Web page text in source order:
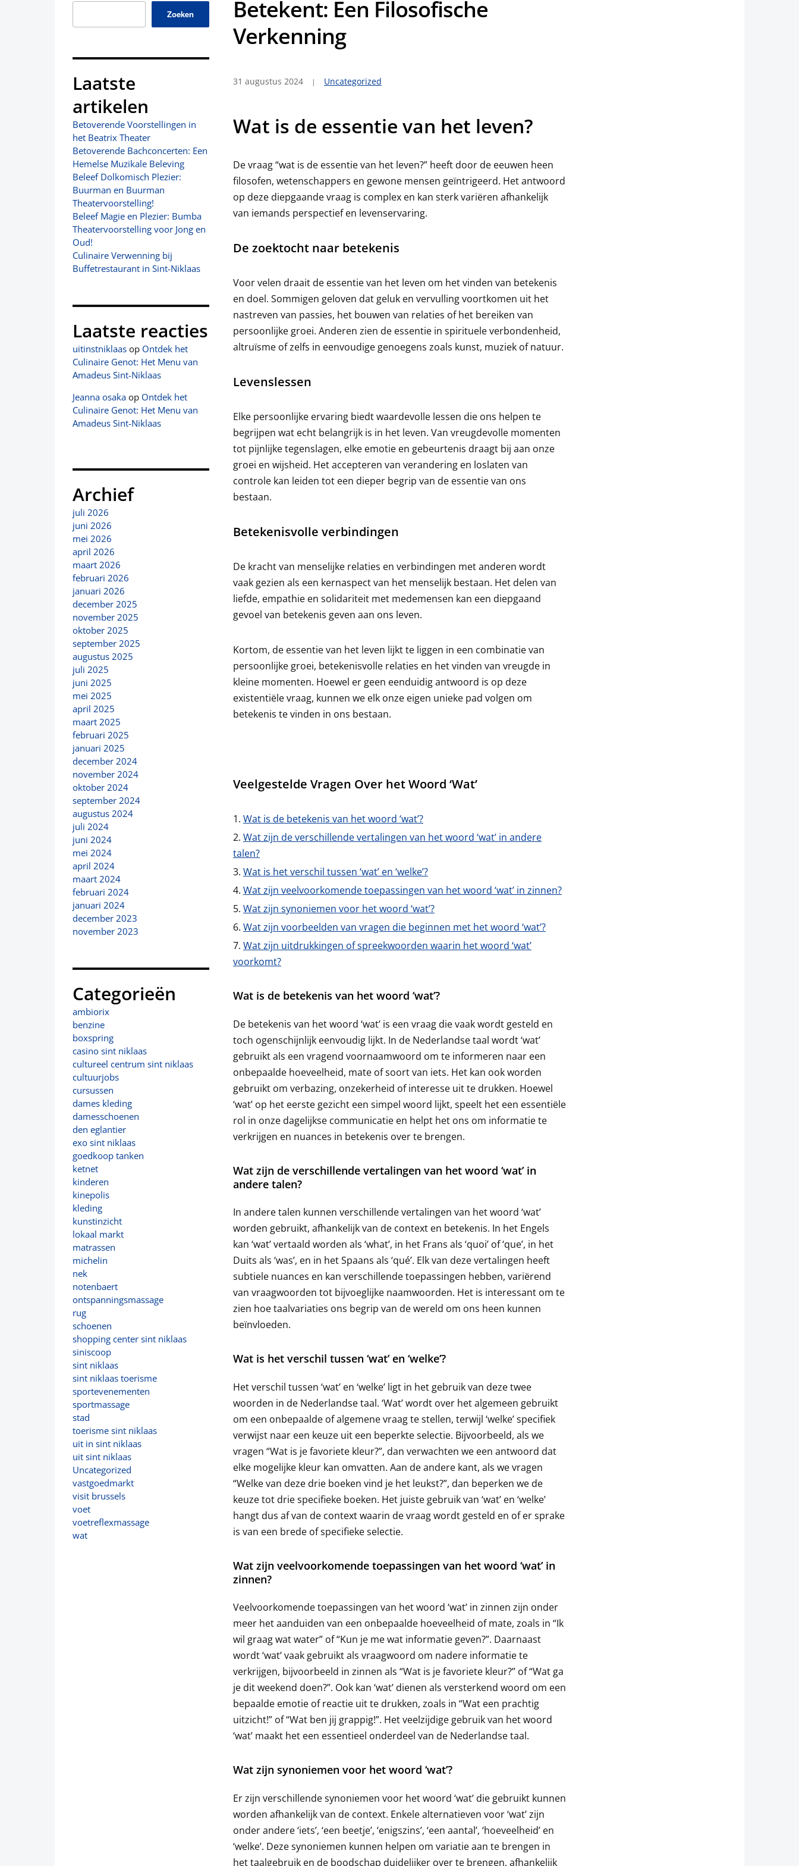
Zoeken
Laatste
artikelen
Betoverende Voorstellingen in
het Beatrix Theater
Betoverende Bachconcerten: Een
Hemelse Muzikale Beleving
Beleef Dolkomisch Plezier:
Buurman en Buurman
Theatervoorstelling!
Beleef Magie en Plezier: Bumba
Theatervoorstelling voor Jong en
Oud!
Culinaire Verwenning bij
Buffetrestaurant in Sint-Niklaas
Laatste reacties
uitinstniklaas op Ontdek het
Culinaire Genot: Het Menu van
Amadeus Sint-Niklaas
Jeanna osaka op Ontdek het
Culinaire Genot: Het Menu van
Amadeus Sint-Niklaas
Archief
juli 2026
juni 2026
mei 2026
april 2026
maart 2026
februari 2026
januari 2026
december 2025
november 2025
oktober 2025
september 2025
augustus 2025
juli 2025
juni 2025
mei 2025
april 2025
maart 2025
februari 2025
januari 2025
december 2024
november 2024
oktober 2024
september 2024
augustus 2024
juli 2024
juni 2024
mei 2024
april 2024
maart 2024
februari 2024
januari 2024
december 2023
november 2023
Categorieën
ambiorix
benzine
boxspring
casino sint niklaas
cultureel centrum sint niklaas
cultuurjobs
cursussen
dames kleding
damesschoenen
den eglantier
exo sint niklaas
goedkoop tanken
ketnet
kinderen
kinepolis
kleding
kunstinzicht
lokaal markt
matrassen
michelin
nek
notenbaert
ontspanningsmassage
rug
schoenen
shopping center sint niklaas
siniscoop
sint niklaas
sint niklaas toerisme
sportevenementen
sportmassage
stad
toerisme sint niklaas
uit in sint niklaas
uit sint niklaas
Uncategorized
vastgoedmarkt
visit brussels
voet
voetreflexmassage
wat
Betekent: Een Filosofische
Verkenning
31 augustus 2024 Uncategorized
Wat is de essentie van het leven?
De vraag “wat is de essentie van het leven?” heeft door de eeuwen heen
filosofen, wetenschappers en gewone mensen geïntrigeerd. Het antwoord
op deze diepgaande vraag is complex en kan sterk variëren afhankelijk
van iemands perspectief en levenservaring.
De zoektocht naar betekenis
Voor velen draait de essentie van het leven om het vinden van betekenis
en doel. Sommigen geloven dat geluk en vervulling voortkomen uit het
nastreven van passies, het bouwen van relaties of het bereiken van
persoonlijke groei. Anderen zien de essentie in spirituele verbondenheid,
altruïsme of zelfs in eenvoudige genoegens zoals kunst, muziek of natuur.
Levenslessen
Elke persoonlijke ervaring biedt waardevolle lessen die ons helpen te
begrijpen wat echt belangrijk is in het leven. Van vreugdevolle momenten
tot pijnlijke tegenslagen, elke emotie en gebeurtenis draagt bij aan onze
groei en wijsheid. Het accepteren van verandering en loslaten van
controle kan leiden tot een dieper begrip van de essentie van ons
bestaan.
Betekenisvolle verbindingen
De kracht van menselijke relaties en verbindingen met anderen wordt
vaak gezien als een kernaspect van het menselijk bestaan. Het delen van
liefde, empathie en solidariteit met medemensen kan een diepgaand
gevoel van betekenis geven aan ons leven.
Kortom, de essentie van het leven lijkt te liggen in een combinatie van
persoonlijke groei, betekenisvolle relaties en het vinden van vreugde in
kleine momenten. Hoewel er geen eenduidig antwoord is op deze
existentiële vraag, kunnen we elk onze eigen unieke pad volgen om
betekenis te vinden in ons bestaan.
Veelgestelde Vragen Over het Woord ‘Wat’
Wat is de betekenis van het woord ‘wat’?
Wat zijn de verschillende vertalingen van het woord ‘wat’ in andere
talen?
Wat is het verschil tussen ‘wat’ en ‘welke’?
Wat zijn veelvoorkomende toepassingen van het woord ‘wat’ in zinnen?
Wat zijn synoniemen voor het woord ‘wat’?
Wat zijn voorbeelden van vragen die beginnen met het woord ‘wat’?
Wat zijn uitdrukkingen of spreekwoorden waarin het woord ‘wat’
voorkomt?
Wat is de betekenis van het woord ‘wat’?
De betekenis van het woord ‘wat’ is een vraag die vaak wordt gesteld en
toch ogenschijnlijk eenvoudig lijkt. In de Nederlandse taal wordt ‘wat’
gebruikt als een vragend voornaamwoord om te informeren naar een
onbepaalde hoeveelheid, mate of soort van iets. Het kan ook worden
gebruikt om verbazing, onzekerheid of interesse uit te drukken. Hoewel
‘wat’ op het eerste gezicht een simpel woord lijkt, speelt het een essentiële
rol in onze dagelijkse communicatie en helpt het ons om informatie te
verkrijgen en nuances in betekenis over te brengen.
Wat zijn de verschillende vertalingen van het woord ‘wat’ in
andere talen?
In andere talen kunnen verschillende vertalingen van het woord ‘wat’
worden gebruikt, afhankelijk van de context en betekenis. In het Engels
kan ‘wat’ vertaald worden als ‘what’, in het Frans als ‘quoi’ of ‘que’, in het
Duits als ‘was’, en in het Spaans als ‘qué’. Elk van deze vertalingen heeft
subtiele nuances en kan verschillende toepassingen hebben, variërend
van vraagwoorden tot bijvoeglijke naamwoorden. Het is interessant om te
zien hoe taalvariaties ons begrip van de wereld om ons heen kunnen
beïnvloeden.
Wat is het verschil tussen ‘wat’ en ‘welke’?
Het verschil tussen ‘wat’ en ‘welke’ ligt in het gebruik van deze twee
woorden in de Nederlandse taal. ‘Wat’ wordt over het algemeen gebruikt
om een onbepaalde of algemene vraag te stellen, terwijl ‘welke’ specifiek
verwijst naar een keuze uit een beperkte selectie. Bijvoorbeeld, als we
vragen “Wat is je favoriete kleur?”, dan verwachten we een antwoord dat
elke mogelijke kleur kan omvatten. Aan de andere kant, als we vragen
“Welke van deze drie boeken vind je het leukst?”, dan beperken we de
keuze tot drie specifieke boeken. Het juiste gebruik van ‘wat’ en ‘welke’
hangt dus af van de context waarin de vraag wordt gesteld en of er sprake
is van een brede of specifieke selectie.
Wat zijn veelvoorkomende toepassingen van het woord ‘wat’ in
zinnen?
Veelvoorkomende toepassingen van het woord ‘wat’ in zinnen zijn onder
meer het aanduiden van een onbepaalde hoeveelheid of mate, zoals in “Ik
wil graag wat water” of “Kun je me wat informatie geven?”. Daarnaast
wordt ‘wat’ vaak gebruikt als vraagwoord om nadere informatie te
verkrijgen, bijvoorbeeld in zinnen als “Wat is je favoriete kleur?” of “Wat ga
je dit weekend doen?”. Ook kan ‘wat’ dienen als versterkend woord om een
bepaalde emotie of reactie uit te drukken, zoals in “Wat een prachtig
uitzicht!” of “Wat ben jij grappig!”. Het veelzijdige gebruik van het woord
‘wat’ maakt het een essentieel onderdeel van de Nederlandse taal.
Wat zijn synoniemen voor het woord ‘wat’?
Er zijn verschillende synoniemen voor het woord ‘wat’ die gebruikt kunnen
worden afhankelijk van de context. Enkele alternatieven voor ‘wat’ zijn
onder andere ‘iets’, ‘een beetje’, ‘enigszins’, ‘een aantal’, ‘hoeveelheid’ en
‘welke’. Deze synoniemen kunnen helpen om variatie aan te brengen in
het taalgebruik en de boodschap duidelijker over te brengen, afhankelijk